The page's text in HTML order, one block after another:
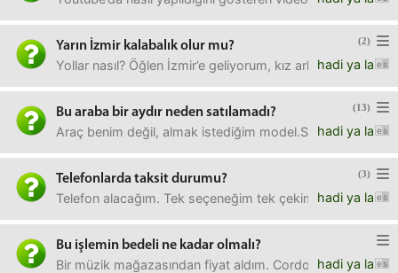
(2)
Yarın İzmir kalabalık olur mu?
hadi ya la
Yollar nasıl? Öğlen İzmir’e geliyorum, kız arkadaşımla
(13)
Bu araba bir aydır neden satılamadı?
hadi ya la
Araç benim değil, almak istediğim model.Satıcıyla
(3)
Telefonlarda taksit durumu?
hadi ya la
Telefon alacağım. Tek seçeneğim tek çekim yapmak
Bu işlemin bedeli ne kadar olmalı?
hadi ya la
Bir müzik mağazasından fiyat aldım. Cordoba marka bir